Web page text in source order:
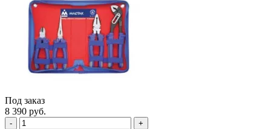
Под заказ
8 390 руб.
- +